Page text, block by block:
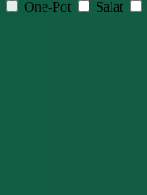
One-Pot Salat